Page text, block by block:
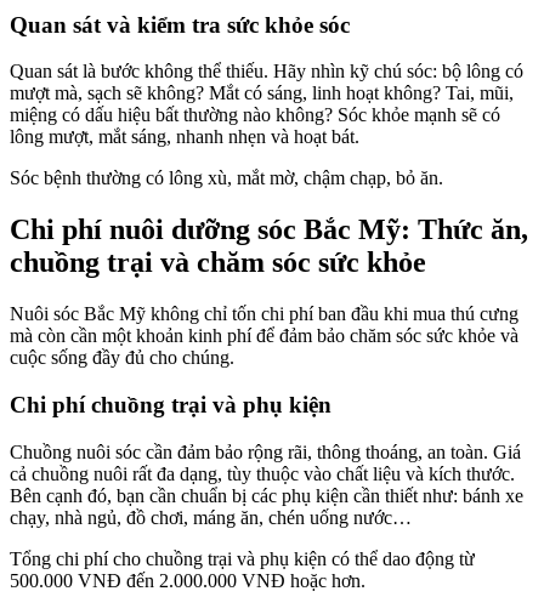
Quan sát và kiểm tra sức khỏe sóc
Quan sát là bước không thể thiếu. Hãy nhìn kỹ chú sóc: bộ lông có
mượt mà, sạch sẽ không? Mắt có sáng, linh hoạt không? Tai, mũi,
miệng có dấu hiệu bất thường nào không? Sóc khỏe mạnh sẽ có
lông mượt, mắt sáng, nhanh nhẹn và hoạt bát.
Sóc bệnh thường có lông xù, mắt mờ, chậm chạp, bỏ ăn.
Chi phí nuôi dưỡng sóc Bắc Mỹ: Thức ăn,
chuồng trại và chăm sóc sức khỏe
Nuôi sóc Bắc Mỹ không chỉ tốn chi phí ban đầu khi mua thú cưng
mà còn cần một khoản kinh phí để đảm bảo chăm sóc sức khỏe và
cuộc sống đầy đủ cho chúng.
Chi phí chuồng trại và phụ kiện
Chuồng nuôi sóc cần đảm bảo rộng rãi, thông thoáng, an toàn. Giá
cả chuồng nuôi rất đa dạng, tùy thuộc vào chất liệu và kích thước.
Bên cạnh đó, bạn cần chuẩn bị các phụ kiện cần thiết như: bánh xe
chạy, nhà ngủ, đồ chơi, máng ăn, chén uống nước…
Tổng chi phí cho chuồng trại và phụ kiện có thể dao động từ
500.000 VNĐ đến 2.000.000 VNĐ hoặc hơn.